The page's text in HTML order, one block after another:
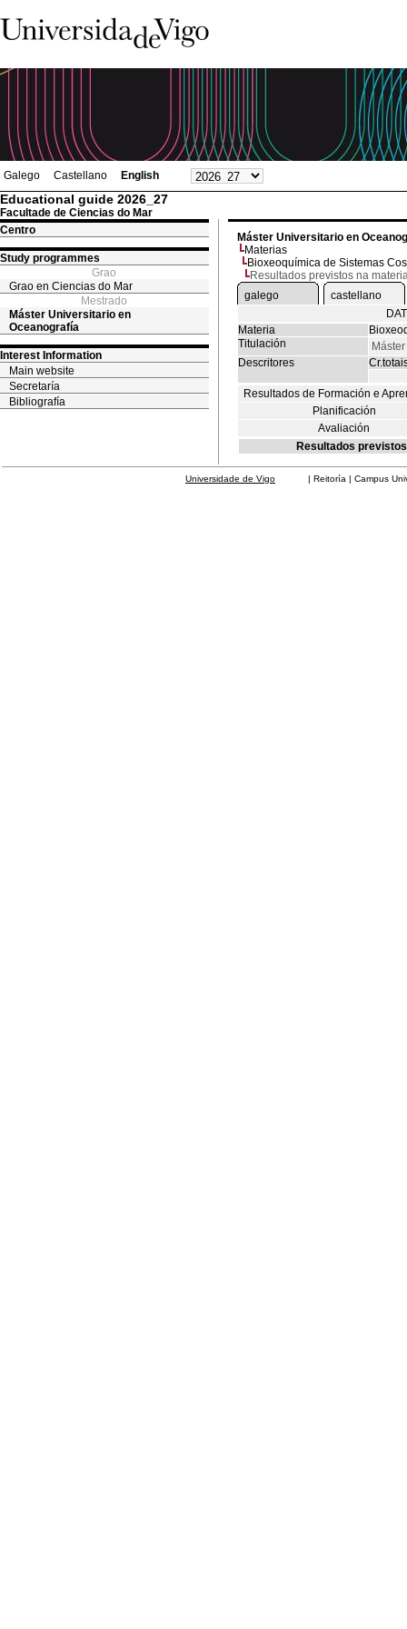
Galego Castellano English
Educational guide 2026_27
Facultade de Ciencias do Mar
Centro
Study programmes
Grao
Grao en Ciencias do Mar
Mestrado
Máster Universitario en
Oceanografía
Interest Information
Main website
Secretaría
Bibliografía
Máster Universitario en
Materias
Bioxeoquímica de Sistemas
Resultados previstos na
galego
castellano
Materia
Titulación
Descritores
Resultados de Formación e
Planificación
Avaliación
Resultados
Universidade de Vigo | Reitoría | Campus